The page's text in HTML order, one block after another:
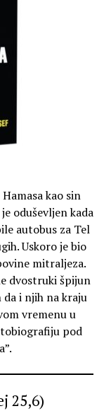
kao sin
oduševljen kada
autobus za Tel
Uskoro je bio
mitraljeza.
dvostruki špijun
i njih na kraju
vremenu u
pod
25,6)